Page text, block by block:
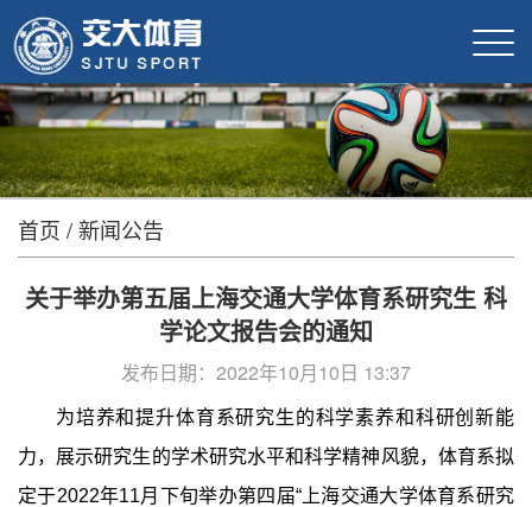
首页 /新闻公告
关于举办第五届上海交通大学体育系研究生 科
学论文报告会的通知
发布日期：2022年10月10日 13:37
为培养和提升体育系研究生的科学素养和科研创新能
力，展示研究生的学术研究水平和科学精神风貌，体育系拟
定于2022年11月下旬举办第四届“上海交通大学体育系研究